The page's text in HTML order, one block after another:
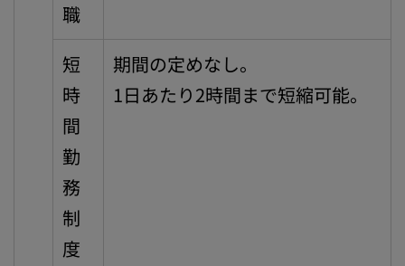
職
短
時
間
勤
務
制
度
期間の定めなし。
1日あたり2時間まで短縮可能。